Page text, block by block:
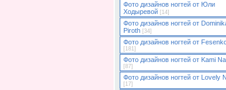
Фото дизайнов ногтей от Юли
Ходыревой
[14]
Фото дизайнов ногтей от
Piroth
[34]
Фото дизайнов ногтей от
[181]
Фото дизайнов ногтей от Kami
[87]
Фото дизайнов ногтей от Lovely
[17]